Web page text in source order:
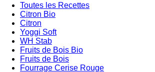
Toutes les Recettes
Citron Bio
Citron
Yoggi Soft
WH Stab
Fruits de Bois Bio
Fruits de Bois
Fourrage Cerise Rouge